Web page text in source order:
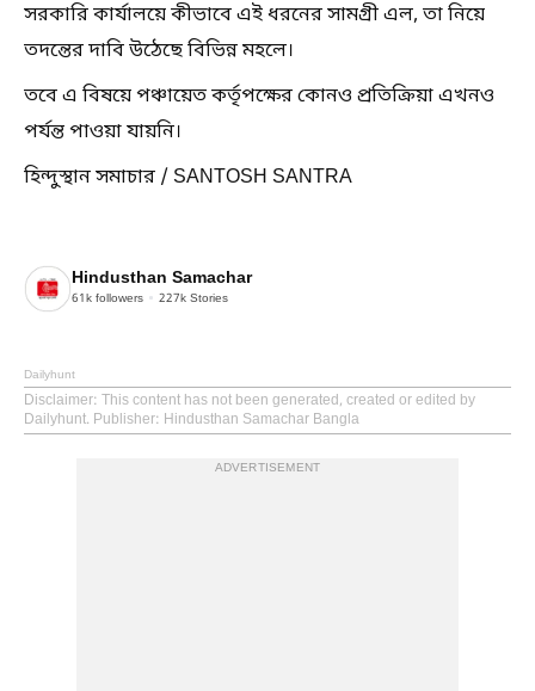
সরকারি কার্যালয়ে কীভাবে এই ধরনের সামগ্রী এল, তা নিয়ে
তদন্তের দাবি উঠেছে বিভিন্ন মহলে।
তবে এ বিষয়ে পঞ্চায়েত কর্তৃপক্ষের কোনও প্রতিক্রিয়া এখনও
পর্যন্ত পাওয়া যায়নি।
হিন্দুস্থান সমাচার / SANTOSH SANTRA
Hindusthan Samachar
61k followers 227k Stories
Dailyhunt
Disclaimer: This content has not been generated, created or edited by
Dailyhunt. Publisher: Hindusthan Samachar Bangla
ADVERTISEMENT